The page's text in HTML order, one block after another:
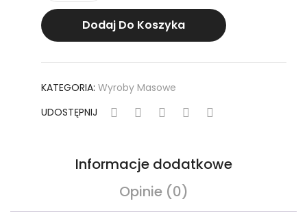
lniany
w
kolorze
zieleń
Dodaj Do Koszyka
KATEGORIA: Wyroby Masowe
UDOSTĘPNIJ
Informacje dodatkowe
Opinie (0)